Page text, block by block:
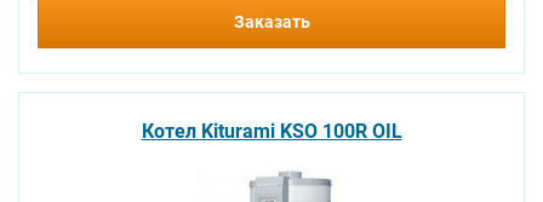
Заказать
Котел Kiturami KSO 100R OIL